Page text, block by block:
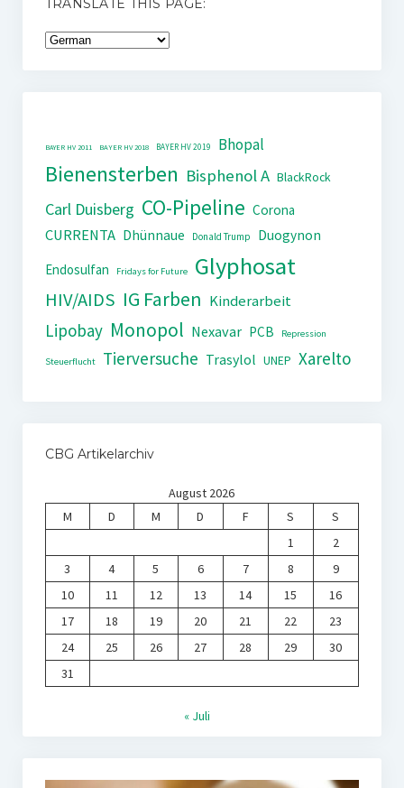
TRANSLATE THIS PAGE:
BAYER HV 2011 BAYER HV 2018 BAYER HV 2019 Bhopal
Bienensterben Bisphenol A BlackRock
Carl Duisberg CO-Pipeline Corona
CURRENTA Dhünnaue Donald Trump
Duogynon
Endosulfan
Fridays for Future Glyphosat
HIV/AIDS IG Farben Kinderarbeit
Lipobay Monopol Nexavar PCB Repression
Steuerflucht Tierversuche Trasylol UNEP Xarelto
CBG Artikelarchiv
August 2026
M
D M D F S
S
1
2
3
4 5 6 7 8
9
10
11 12 13 14 15
16
17
18 19 20 21 22
23
24
25 26 27 28 29
30
31
« Juli